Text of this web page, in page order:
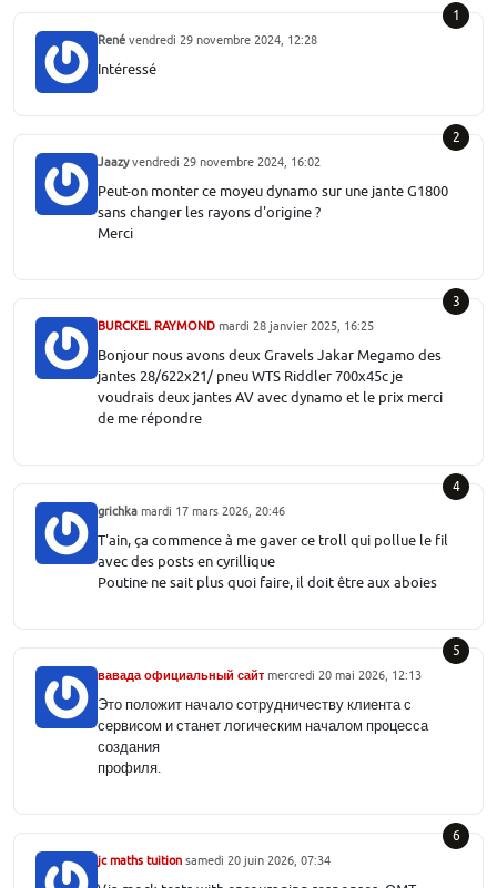
1
René vendredi 29 novembre 2024, 12:28
Intéressé
2
Jaazyvendredi 29 novembre 2024, 16:02
Peut-on monter ce moyeu dynamo sur une jante G1800
sans changer les rayons d'origine ?
Merci
3
BURCKEL RAYMOND mardi 28 janvier 2025, 16:25
Bonjour nous avons deux Gravels Jakar Megamo des
jantes 28/622x21/ pneu WTS Riddler 700x45c je
voudrais deux jantes AV avec dynamo et le prix merci
de me répondre
4
grichka mardi 17 mars 2026, 20:46
T'ain, ça commence à me gaver ce troll qui pollue le fil
avec des posts en cyrillique
Poutine ne sait plus quoi faire, il doit être aux aboies
5
вавада официальный сайт mercredi 20 mai 2026, 12:13
Это положит начало сотрудничеству клиента с
сервисом и станет логическим началом процесса
создания
профиля.
6
jc maths tuition samedi 20 juin 2026, 07:34